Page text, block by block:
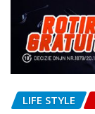
LIFE STYLE